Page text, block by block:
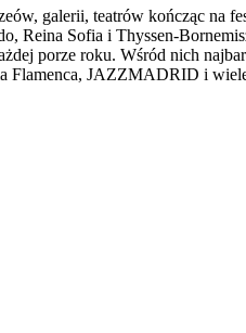
galerii, teatrów kończąc na
Reina Sofia i Thyssen-
porze roku. Wśród nich
Flamenca, JAZZMADRID i